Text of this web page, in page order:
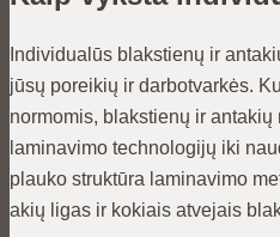
Individualūs blakstienų ir
jūsų poreikių ir darbotvarkės.
normomis, blakstienų ir
laminavimo technologijų iki
plauko struktūra laminavimo
akių ligas ir kokiais atvejais